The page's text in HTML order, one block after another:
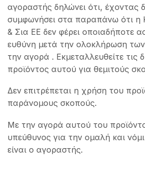
αγοραστής δηλώνει ότι, έχοντας
συμφωνήσει στα παραπάνω ότι η
& Σια ΕΕ δεν φέρει οποιαδήποτε
ευθύνη μετά την ολοκλήρωση των
την αγορά . Εκμεταλλευθείτε τις
προϊόντος αυτού για θεμιτούς
Δεν επιτρέπεται η χρήση του
παράνομους σκοπούς.
Με την αγορά αυτού του
υπεύθυνος για την ομαλή και
είναι ο αγοραστής.